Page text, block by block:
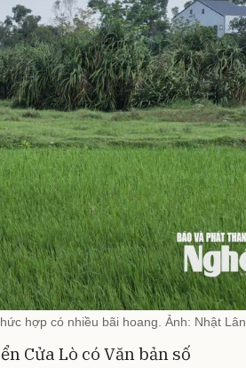
hợp có nhiều bãi hoang. Ảnh: Nhật Lân
Cửa Lò có Văn bản số